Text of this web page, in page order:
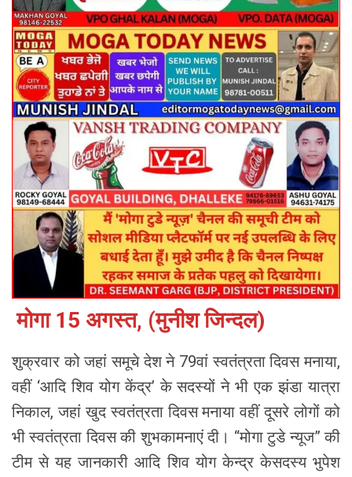
मोगा 15 अगस्त, (मुनीश जिन्दल)
शुक्रवार को जहां समूचे देश ने 79वां स्वतंत्रता दिवस मनाया,
वहीं ‘आदि शिव योग केंद्र’ के सदस्यों ने भी एक झंडा यात्रा
निकाल, जहां खुद स्वतंत्रता दिवस मनाया वहीं दूसरे लोगों को
भी स्वतंत्रता दिवस की शुभकामनाएं दी। “मोगा टुडे न्यूज” की
टीम से यह जानकारी आदि शिव योग केन्द्र केसदस्य भुपेश